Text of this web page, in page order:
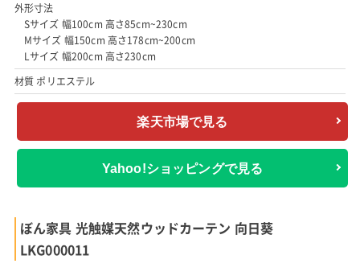
外形寸法
Sサイズ 幅100cm 高さ85cm~230cm
Mサイズ 幅150cm 高さ178cm~200cm
Lサイズ 幅200cm 高さ230cm
材質 ポリエステル
楽天市場で見る
Yahoo!ショッピングで見る
ぼん家具 光触媒天然ウッドカーテン 向日葵
LKG000011